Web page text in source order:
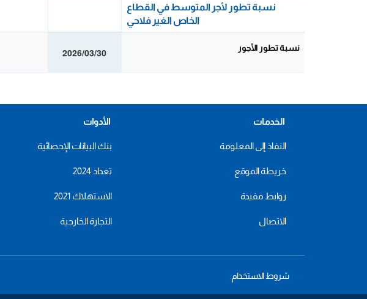
نسبة تطور لأجر المتوسط في القطاع
الخاص الغير فلاحي
نسبة تطور الأجور 2026/03/30
الخدمات
النفاذ إلى المعلومة
خريطة الموقع
روابط مفيدة
الاتصال
الأدوات
بنك البيانات الإحصائية
تعداد 2024
الاستهلاك 2021
التجارة الخارجية
شروط الاستخدام